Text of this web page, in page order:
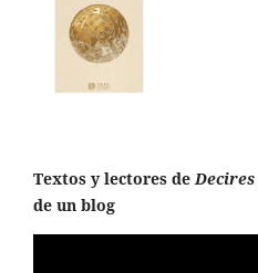
Textos y lectores deDecires
de un blog